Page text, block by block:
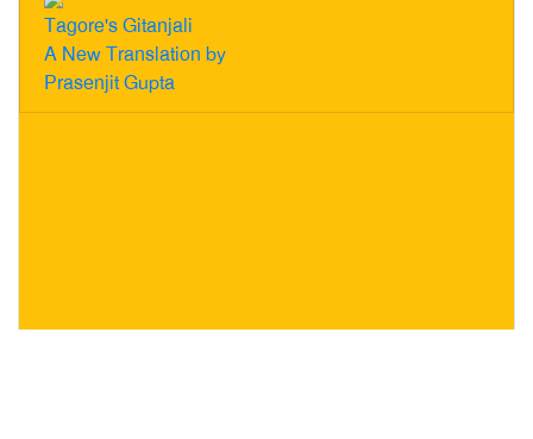
Tagore's Gitanjali
A New Translation by
Prasenjit Gupta